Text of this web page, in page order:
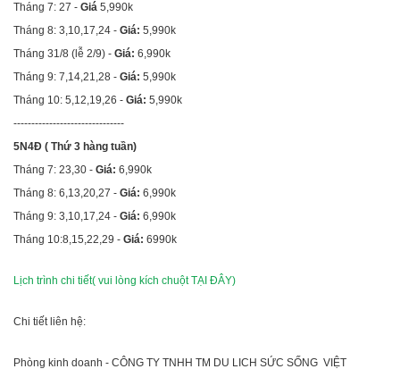
Tháng 7: 27 - Giá 5,990k
Tháng 8: 3,10,17,24 - Giá: 5,990k
Tháng 31/8 (lễ 2/9) - Giá: 6,990k
Tháng 9: 7,14,21,28 - Giá: 5,990k
Tháng 10: 5,12,19,26 - Giá: 5,990k
-------------------------------
5N4Đ ( Thứ 3 hàng tuần)
Tháng 7: 23,30 - Giá: 6,990k
Tháng 8: 6,13,20,27 - Giá: 6,990k
Tháng 9: 3,10,17,24 - Giá: 6,990k
Tháng 10:8,15,22,29 - Giá: 6990k
Lịch trình chi tiết( vui lòng kích chuột TẠI ĐÂY)
Chi tiết liên hệ:
Phòng kinh doanh - CÔNG TY TNHH TM DU LICH SỨC SỐNG VIỆT